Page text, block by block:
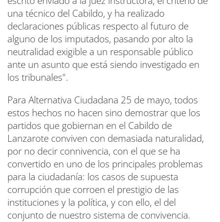
una técnico del Cabildo, y ha realizado
declaraciones públicas respecto al futuro de
alguno de los imputados, pasando por alto la
neutralidad exigible a un responsable público
ante un asunto que está siendo investigado en
los tribunales".
Para Alternativa Ciudadana 25 de mayo, todos
estos hechos no hacen sino demostrar que los
partidos que gobiernan en el Cabildo de
Lanzarote conviven con demasiada naturalidad,
por no decir connivencia, con el que se ha
convertido en uno de los principales problemas
para la ciudadanía: los casos de supuesta
corrupción que corroen el prestigio de las
instituciones y la política, y con ello, el del
conjunto de nuestro sistema de convivencia.